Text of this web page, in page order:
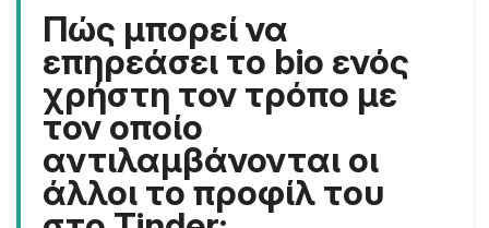
Πώς μπορεί να
επηρεάσει το bio ενός
χρήστη τον τρόπο με
τον οποίο
αντιλαμβάνονται οι
άλλοι το προφίλ του